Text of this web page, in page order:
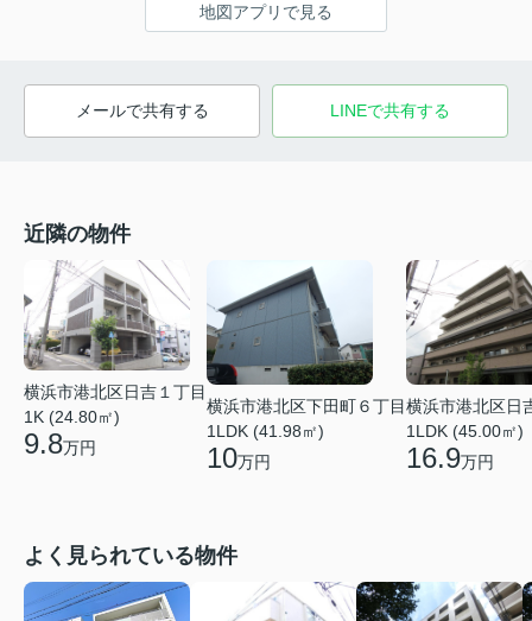
地図アプリで見る
メールで共有する LINEで共有する
近隣の物件
横浜市港北区日吉１丁目
1K (24.80㎡)
9.8万円
横浜市港北区下田町６丁目
1LDK (41.98㎡)
10万円
横浜市港北区日
1LDK (45.00㎡)
16.9万円
よく見られている物件